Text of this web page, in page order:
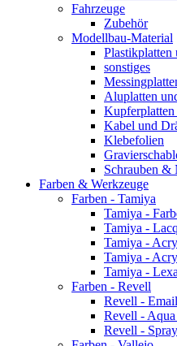
Fahrzeuge
Zubehör
Modellbau-Material
Plastikplatten
sonstiges
Aluplatten
Kabel und
Klebefolien
Schrauben &
Farben & Werkzeuge
Farben - Tamiya
Tamiya -
Tamiya -
Tamiya -
Tamiya -
Tamiya -
Farben - Revell
Revell -
Revell -
Revell -